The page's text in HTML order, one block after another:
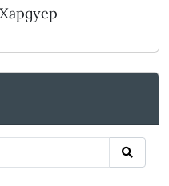
Хардуер